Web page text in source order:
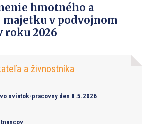
hmotného a
v podvojnom
roku 2026
a živnostníka
sviatok-pracovny den 8.5.2026